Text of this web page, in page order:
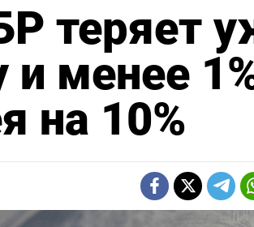
теряет
и менее
на 10%